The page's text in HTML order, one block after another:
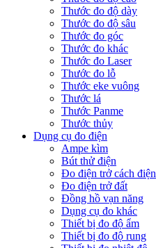
Thước đo độ dày
Thước đo độ sâu
Thước đo góc
Thước đo khác
Thước đo Laser
Thước đo lỗ
Thước eke vuông
Thước lá
Thước Panme
Thước thủy
Dụng cụ đo điện
Ampe kìm
Bút thử điện
Đo điện trở cách điện
Đo điện trở đất
Đồng hồ vạn năng
Dụng cụ đo khác
Thiết bị đo độ ẩm
Thiết bị đo độ rung